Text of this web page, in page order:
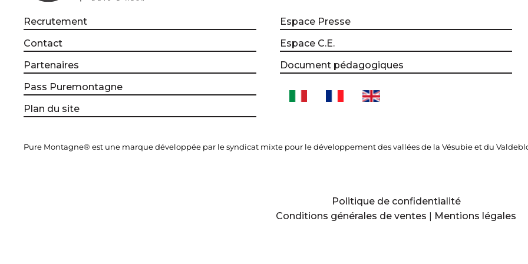
Recrutement
Contact
Partenaires
Pass Puremontagne
Plan du site
Espace Presse
Espace C.E.
Document pédagogiques
Pure Montagne® est une marque développée par le syndicat mixte pour le développement des vallées de la Vésubie et du
Politique de confidentialité
Conditions générales de ventes | Mentions légales